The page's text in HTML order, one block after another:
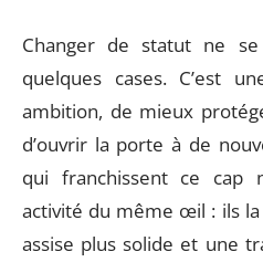
Changer de statut ne
quelques cases. C’est
ambition, de mieux
d’ouvrir la porte à de
qui franchissent ce cap
activité du même œil : ils
assise plus solide et une